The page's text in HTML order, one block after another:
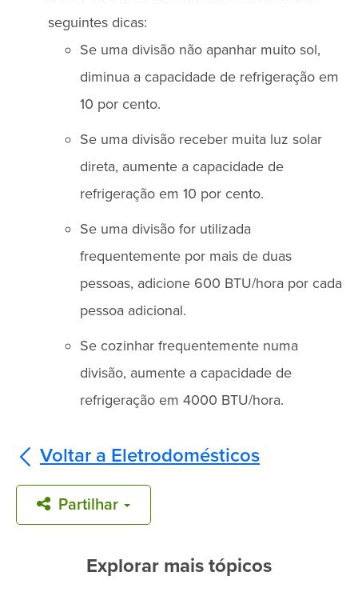
seguintes dicas:
Se uma divisão não apanhar muito sol,
diminua a capacidade de refrigeração em
10 por cento.
Se uma divisão receber muita luz solar
direta, aumente a capacidade de
refrigeração em 10 por cento.
Se uma divisão for utilizada
frequentemente por mais de duas
pessoas, adicione 600 BTU/hora por cada
pessoa adicional.
Se cozinhar frequentemente numa
divisão, aumente a capacidade de
refrigeração em 4000 BTU/hora.
Voltar a Eletrodomésticos
Partilhar
Explorar mais tópicos